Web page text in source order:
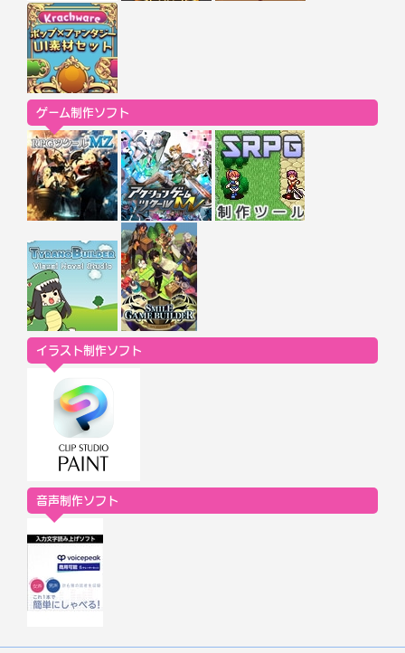
ゲーム制作ソフト
イラスト制作ソフト
音声制作ソフト